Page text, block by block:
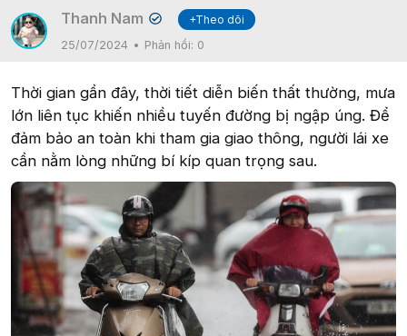
Thanh Nam ✔
+Theo dõi
25/07/2024
Phản hồi: 0
Thời gian gần đây, thời tiết diễn biến thất thường, mưa
lớn liên tục khiến nhiều tuyến đường bị ngập úng. Để
đảm bảo an toàn khi tham gia giao thông, người lái xe
cần nằm lòng những bí kíp quan trọng sau.